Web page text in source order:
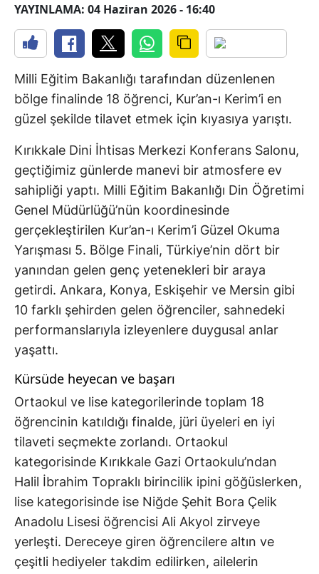
YAYINLAMA: 04 Haziran 2026 - 16:40
Milli Eğitim Bakanlığı tarafından düzenlenen
bölge finalinde 18 öğrenci, Kur’an-ı Kerim’i en
güzel şekilde tilavet etmek için kıyasıya yarıştı.
Kırıkkale Dini İhtisas Merkezi Konferans Salonu,
geçtiğimiz günlerde manevi bir atmosfere ev
sahipliği yaptı. Milli Eğitim Bakanlığı Din Öğretimi
Genel Müdürlüğü’nün koordinesinde
gerçekleştirilen Kur’an-ı Kerim’i Güzel Okuma
Yarışması 5. Bölge Finali, Türkiye’nin dört bir
yanından gelen genç yetenekleri bir araya
getirdi. Ankara, Konya, Eskişehir ve Mersin gibi
10 farklı şehirden gelen öğrenciler, sahnedeki
performanslarıyla izleyenlere duygusal anlar
yaşattı.
Kürsüde heyecan ve başarı
Ortaokul ve lise kategorilerinde toplam 18
öğrencinin katıldığı finalde, jüri üyeleri en iyi
tilaveti seçmekte zorlandı. Ortaokul
kategorisinde Kırıkkale Gazi Ortaokulu’ndan
Halil İbrahim Topraklı birincilik ipini göğüslerken,
lise kategorisinde ise Niğde Şehit Bora Çelik
Anadolu Lisesi öğrencisi Ali Akyol zirveye
yerleşti. Dereceye giren öğrencilere altın ve
çeşitli hediyeler takdim edilirken, ailelerin